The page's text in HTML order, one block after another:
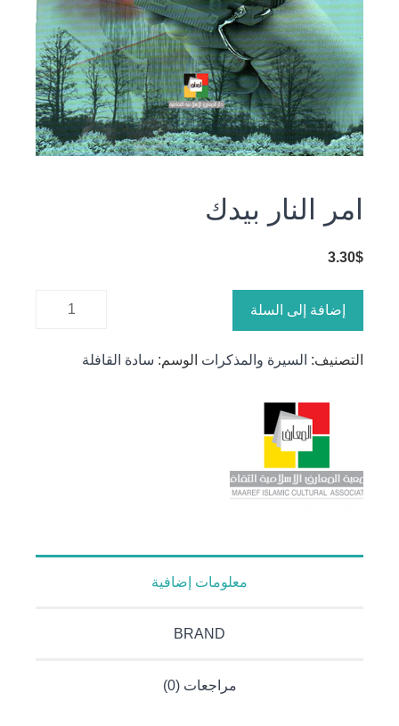
امر النار بيدك
3.30$
كمية امر
إضافة إلى السلة
التصنيف: السيرة والمذكرات الوسم: سادة القافلة
معلومات إضافية
BRAND
مراجعات (0)